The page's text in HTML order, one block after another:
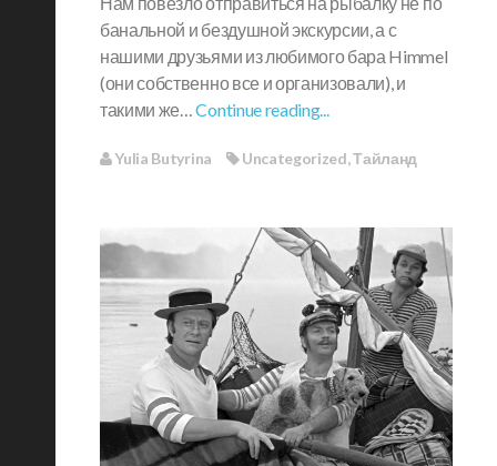
банальной и бездушной экскурсии, а с
нашими друзьями из любимого бара Himmel
(они собственно все и организовали), и
такими же…Continue reading...
Yulia Butyrina Uncategorized,Тайланд